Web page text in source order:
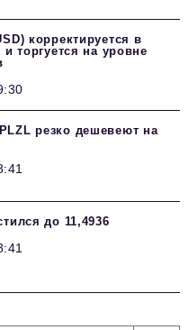
корректируется в
торгуется на уровне
резко дешевеют на
до 11,4936